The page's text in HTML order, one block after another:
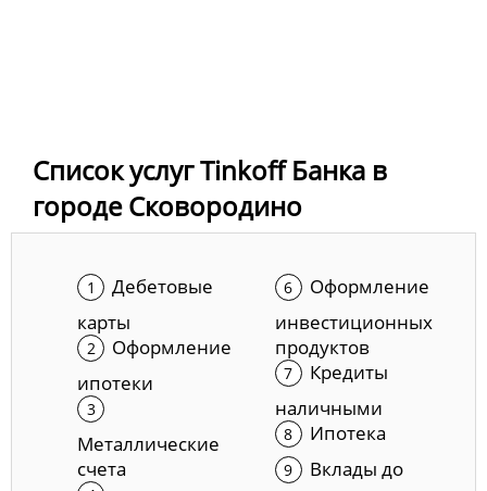
Список услуг Tinkoff Банка в
городе Сковородино
Дебетовые
карты
Оформление
ипотеки
Металлические
счета
Оформление
инвестиционных
продуктов
Кредиты
наличными
Ипотека
Вклады до